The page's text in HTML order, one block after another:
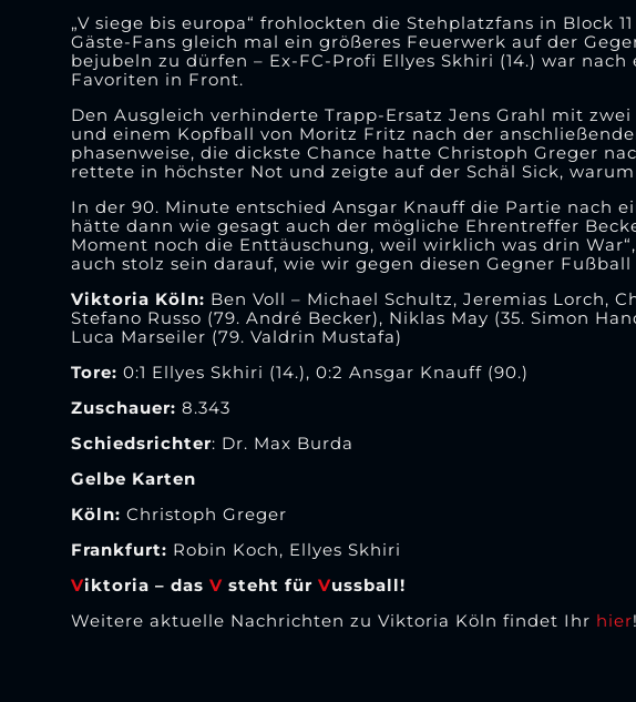
„V siege bis europa“ frohlockten die Stehplatzfans in Block
Gäste-Fans gleich mal ein größeres Feuerwerk auf der
bejubeln zu dürfen – Ex-FC-Profi Ellyes Skhiri (14.) war
Favoriten in Front.
Den Ausgleich verhinderte Trapp-Ersatz Jens Grahl mit
und einem Kopfball von Moritz Fritz nach der
phasenweise, die dickste Chance hatte Christoph Greger
rettete in höchster Not und zeigte auf der Schäl Sick,
In der 90. Minute entschied Ansgar Knauff die Partie nach
hätte dann wie gesagt auch der mögliche Ehrentreffer
Moment noch die Enttäuschung, weil wirklich was drin
auch stolz sein darauf, wie wir gegen diesen Gegner Fußball
Viktoria Köln: Ben Voll – Michael Schultz, Jeremias Lorch,
Stefano Russo (79. André Becker), Niklas May (35. Simon
Luca Marseiler (79. Valdrin Mustafa)
Tore: 0:1 Ellyes Skhiri (14.), 0:2 Ansgar Knauff (90.)
Zuschauer: 8.343
Schiedsrichter: Dr. Max Burda
Gelbe Karten
Köln: Christoph Greger
Frankfurt: Robin Koch, Ellyes Skhiri
Viktoria – das Vsteht für Vussball!
Weitere aktuelle Nachrichten zu Viktoria Köln findet Ihr hier!